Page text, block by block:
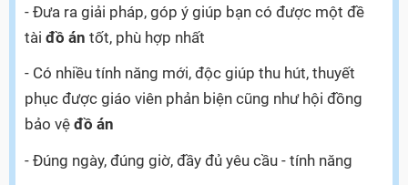
- Đưa ra giải pháp, góp ý giúp bạn có được một đề
tài đồ án tốt, phù hợp nhất
- Có nhiều tính năng mới, độc giúp thu hút, thuyết
phục được giáo viên phản biện cũng như hội đồng
bảo vệ đồ án
- Đúng ngày, đúng giờ, đầy đủ yêu cầu - tính năng